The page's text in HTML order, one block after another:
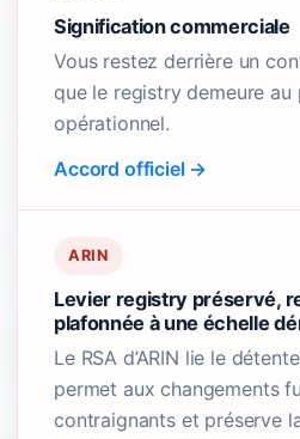
Signification commerciale
Vous restez derrière un
que le registry demeure
opérationnel.
Accord officiel →
ARIN
Levier registry préservé,
plafonnée à une échelle
Le RSA d’ARIN lie le
permet aux changements
contraignants et préserve